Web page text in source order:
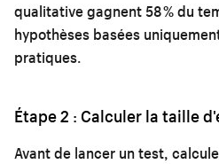
qualitative gagnent 58 % du
hypothèses basées
pratiques.
Étape 2 : Calculer la taille
Avant de lancer un test,